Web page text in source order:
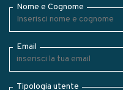
Nome e Cognome
Email
Tipologia utente